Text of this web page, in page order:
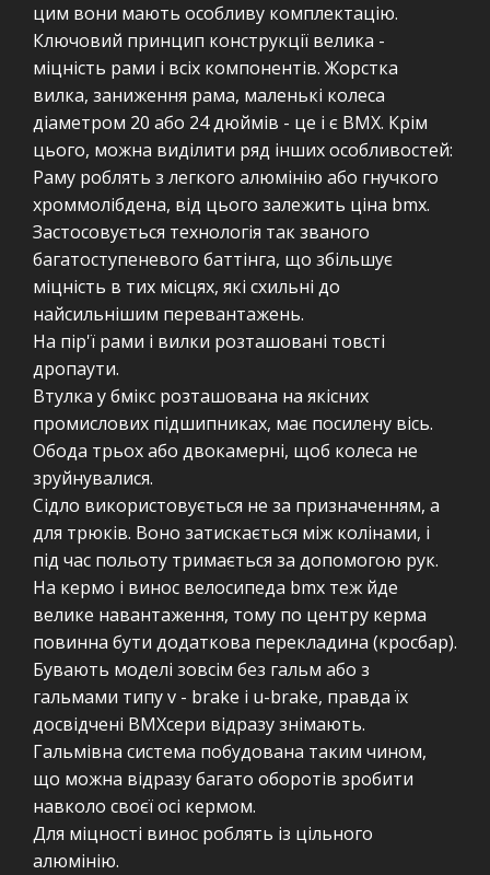
цим вони мають особливу комплектацію.
Ключовий принцип конструкції велика -
міцність рами і всіх компонентів. Жорстка
вилка, заниження рама, маленькі колеса
діаметром 20 або 24 дюймів - це і є ВМХ. Крім
цього, можна виділити ряд інших особливостей:
Раму роблять з легкого алюмінію або гнучкого
хроммолібдена, від цього залежить ціна bmx.
Застосовується технологія так званого
багатоступеневого баттінга, що збільшує
міцність в тих місцях, які схильні до
найсильнішим перевантажень.
На пір'ї рами і вилки розташовані товсті
дропаути.
Втулка у бмікс розташована на якісних
промислових підшипниках, має посилену вісь.
Обода трьох або двокамерні, щоб колеса не
зруйнувалися.
Сідло використовується не за призначенням, а
для трюків. Воно затискається між колінами, і
під час польоту тримається за допомогою рук.
На кермо і винос велосипеда bmx теж йде
велике навантаження, тому по центру керма
повинна бути додаткова перекладина (кросбар).
Бувають моделі зовсім без гальм або з
гальмами типу v - brake і u-brake, правда їх
досвідчені ВМХсери відразу знімають.
Гальмівна система побудована таким чином,
що можна відразу багато оборотів зробити
навколо своєї осі кермом.
Для міцності винос роблять із цільного
алюмінію.